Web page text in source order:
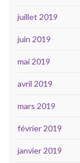
juillet 2019
juin 2019
mai 2019
avril 2019
mars 2019
février 2019
janvier 2019